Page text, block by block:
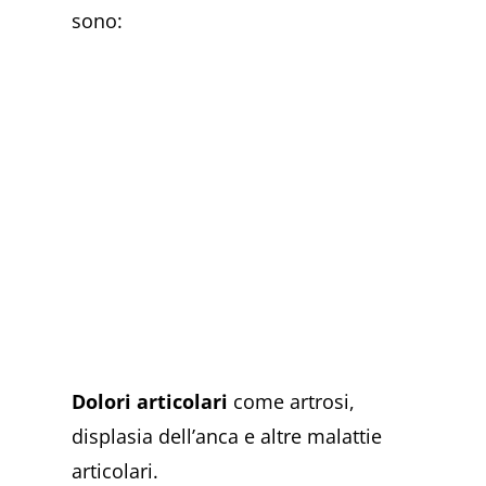
sono:
Dolori articolari come artrosi,
displasia dell’anca e altre malattie
articolari.